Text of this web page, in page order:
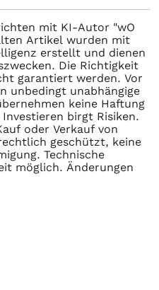
mit KI-Autor "wO
Artikel wurden mit
erstellt und dienen
Die Richtigkeit
garantiert werden. Vor
unbedingt unabhängige
keine Haftung
birgt Risiken.
oder Verkauf von
geschützt, keine
Technische
möglich. Änderungen